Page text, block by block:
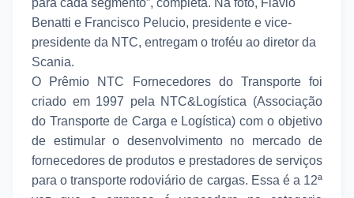
Benatti e Francisco Pelucio, presidente e vice-
presidente da NTC, entregam o troféu ao diretor da
Scania.
O Prêmio NTC Fornecedores do Transporte foi
criado em 1997 pela NTC&Logística (Associação
do Transporte de Carga e Logística) com o objetivo
de estimular o desenvolvimento no mercado de
fornecedores de produtos e prestadores de serviços
para o transporte rodoviário de cargas. Essa é a 12ª